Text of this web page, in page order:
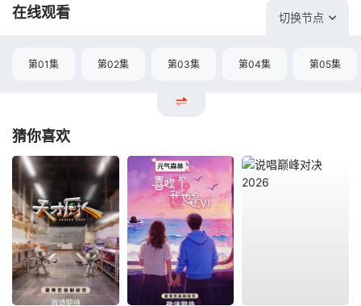
在线观看 切换节点
第01集 第02集 第03集 第04集 第05集
猜你喜欢